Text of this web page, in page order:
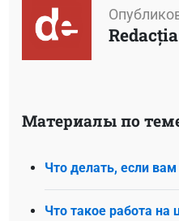
Материалы по
Что делать, если
Что такое работа